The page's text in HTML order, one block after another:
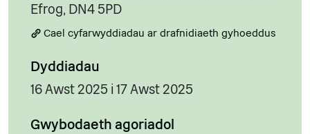
Efrog, DN4 5PD
Cael cyfarwyddiadau ar drafnidiaeth gyhoeddus
Dyddiadau
16 Awst 2025 i 17 Awst 2025
Gwybodaeth agoriadol